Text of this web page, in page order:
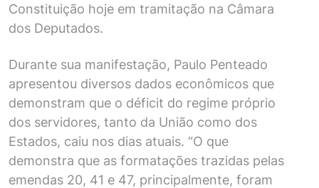
Constituição hoje em tramitação na Câmara
dos Deputados.
Durante sua manifestação, Paulo Penteado
apresentou diversos dados econômicos que
demonstram que o déficit do regime próprio
dos servidores, tanto da União como dos
Estados, caiu nos dias atuais. “O que
demonstra que as formatações trazidas pelas
emendas 20, 41 e 47, principalmente, foram